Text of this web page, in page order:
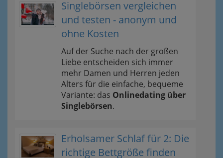
Singlebörsen vergleichen
und testen - anonym und
ohne Kosten
Auf der Suche nach der großen
Liebe entscheiden sich immer
mehr Damen und Herren jeden
Alters für die einfache, bequeme
Variante: das Onlinedating über
Singlebörsen.
Erholsamer Schlaf für 2: Die
richtige Bettgröße finden